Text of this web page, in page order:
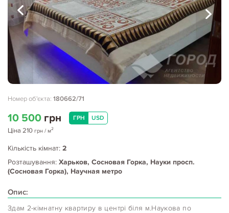
Номер об'єкта: 180662/71
10 500 грн ГРН USD
Ціна 210 грн / м2
Кількість кімнат: 2
Розташування: Харьков, Сосновая Горка, Науки просп.
(Сосновая Горка), Научная метро
Опис:
Здам 2-кімнатну квартиру в центрі біля м.Наукова по